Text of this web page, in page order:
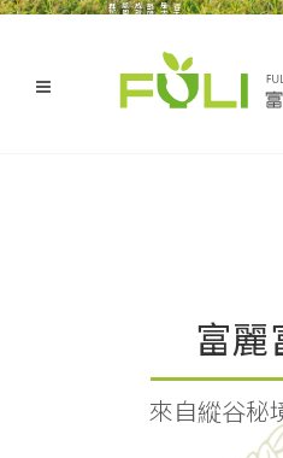
感恩・盡獻・富麗米成就了縱谷沃土上的豐饒與金黃艷陽下 農人謙遜的汗水是大自然無私的恩賜得天獨厚的風土條件
富麗
來自縱谷秘